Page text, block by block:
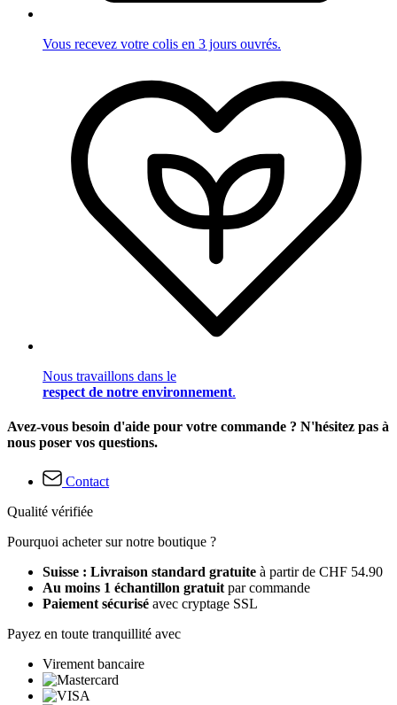
Vous recevez votre colis en 3 jours ouvrés.
Nous travaillons dans le
respect de notre environnement.
Avez-vous besoin d'aide pour votre commande ? N'hésitez pas à
nous poser vos questions.
Contact
Qualité vérifiée
Pourquoi acheter sur notre boutique ?
Suisse : Livraison standard gratuite à partir de CHF 54.90
Au moins 1 échantillon gratuit par commande
Paiement sécurisé avec cryptage SSL
Payez en toute tranquillité avec
Virement bancaire